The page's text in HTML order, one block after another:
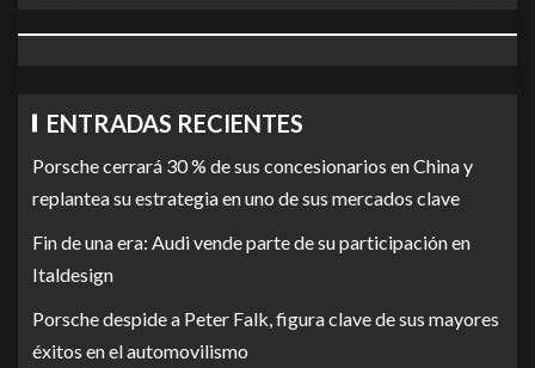
ENTRADAS RECIENTES
Porsche cerrará 30 % de sus concesionarios en China y
replantea su estrategia en uno de sus mercados clave
Fin de una era: Audi vende parte de su participación en
Italdesign
Porsche despide a Peter Falk, figura clave de sus mayores
éxitos en el automovilismo